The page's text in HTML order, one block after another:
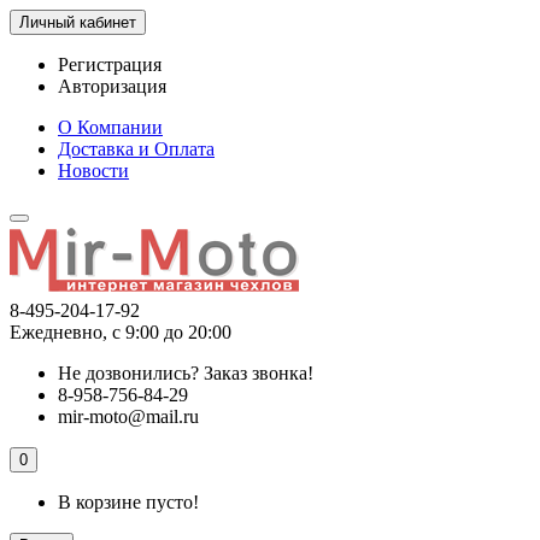
Личный кабинет
Регистрация
Авторизация
О Компании
Доставка и Оплата
Новости
8-495-204-17-92
Ежедневно, с 9:00 до 20:00
Не дозвонились? Заказ звонка!
8-958-756-84-29
mir-moto@mail.ru
0
В корзине пусто!